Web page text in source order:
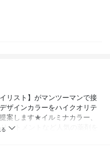
リスト】がマンツーマンで接
ザインカラーをハイクオリテ
案します★イルミナカラー、
ートメントなど人気の薬剤を